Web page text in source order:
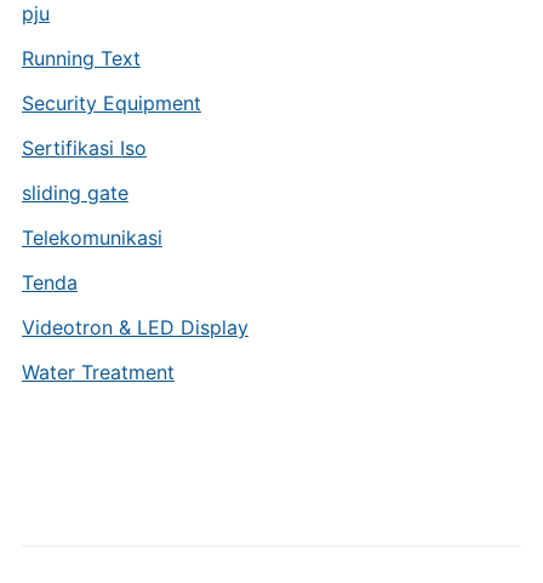
pju
Running Text
Security Equipment
Sertifikasi Iso
sliding gate
Telekomunikasi
Tenda
Videotron & LED Display
Water Treatment